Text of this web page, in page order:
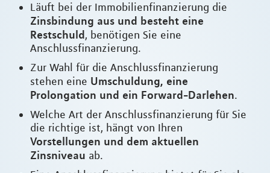
Läuft bei der Immobilienfinanzierung die
Zinsbindung aus und besteht eine
Restschuld, benötigen Sie eine
Anschlussfinanzierung.
Zur Wahl für die Anschlussfinanzierung
stehen eine Umschuldung, eine
Prolongation und ein Forward-Darlehen.
Welche Art der Anschlussfinanzierung für Sie
die richtige ist, hängt von Ihren
Vorstellungen und dem aktuellen
Zinsniveau ab.